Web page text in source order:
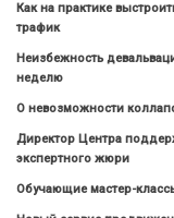
Как на практике
трафик
Неизбежность
неделю
О невозможности
Директор Центра
экспертного жюри
Обучающие мастер-